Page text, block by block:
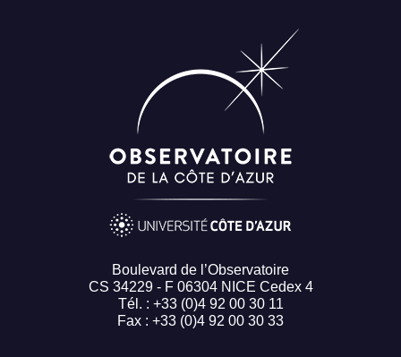
Boulevard de l’Observatoire
CS 34229 - F 06304 NICE Cedex 4
Tél. : +33 (0)4 92 00 30 11
Fax : +33 (0)4 92 00 30 33